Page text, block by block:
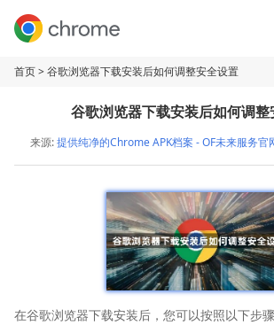
首页> 谷歌浏览器下载安装后如何调整安全设置
谷歌浏览器下载安装后如何调整
来源:提供纯净的Chrome APK档案 - OF未来服务官
在谷歌浏览器下载安装后，您可以按照以下步